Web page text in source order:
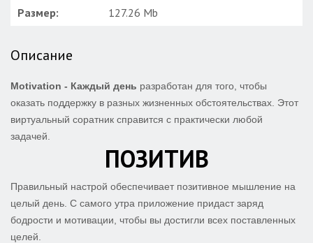
Размер:
127.26 Mb
Описание
Motivation - Каждый день разработан для того, чтобы
оказать поддержку в разных жизненных обстоятельствах. Этот
виртуальный соратник справится с практически любой
задачей.
ПОЗИТИВ
Правильный настрой обеспечивает позитивное мышление на
целый день. С самого утра приложение придаст заряд
бодрости и мотивации, чтобы вы достигли всех поставленных
целей.